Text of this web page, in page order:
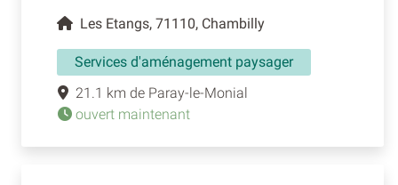
Les Etangs, 71110, Chambilly
Services d'aménagement paysager
21.1 km de Paray-le-Monial
ouvert maintenant